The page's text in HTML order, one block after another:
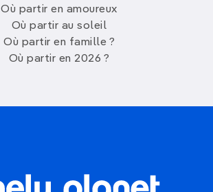
Où partir en amoureux
Où partir au soleil
Où partir en famille ?
Où partir en 2026 ?